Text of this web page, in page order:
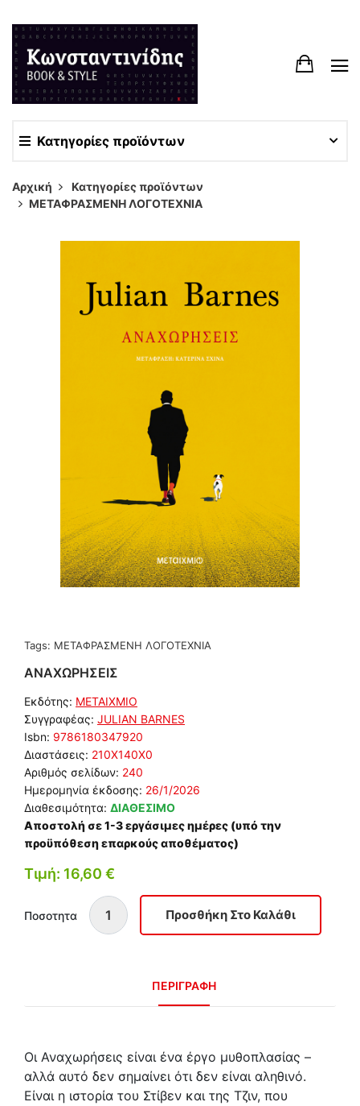
Κατηγορίες προϊόντων
Αρχική
Κατηγορίες προϊόντων
ΜΕΤΑΦΡΑΣΜΕΝΗ ΛΟΓΟΤΕΧΝΙΑ
Tags: ΜΕΤΑΦΡΑΣΜΕΝΗ ΛΟΓΟΤΕΧΝΙΑ
ΑΝΑΧΩΡΗΣΕΙΣ
Εκδότης: ΜΕΤΑΙΧΜΙΟ
Συγγραφέας: JULIAN BARNES
Isbn: 9786180347920
Διαστάσεις: 210Χ140Χ0
Αριθμός σελίδων: 240
Ημερομηνία έκδοσης: 26/1/2026
Διαθεσιμότητα: ΔΙΑΘΕΣΙΜΟ
Αποστολή σε 1-3 εργάσιμες ημέρες (υπό την
προϋπόθεση επαρκούς αποθέματος)
Τιμή: 16,60 €
Ποσοτητα
ΠΕΡΙΓΡΑΦΗ
Οι Αναχωρήσεις είναι ένα έργο μυθοπλασίας –
αλλά αυτό δεν σημαίνει ότι δεν είναι αληθινό.
Είναι η ιστορία του Στίβεν και της Τζιν, που